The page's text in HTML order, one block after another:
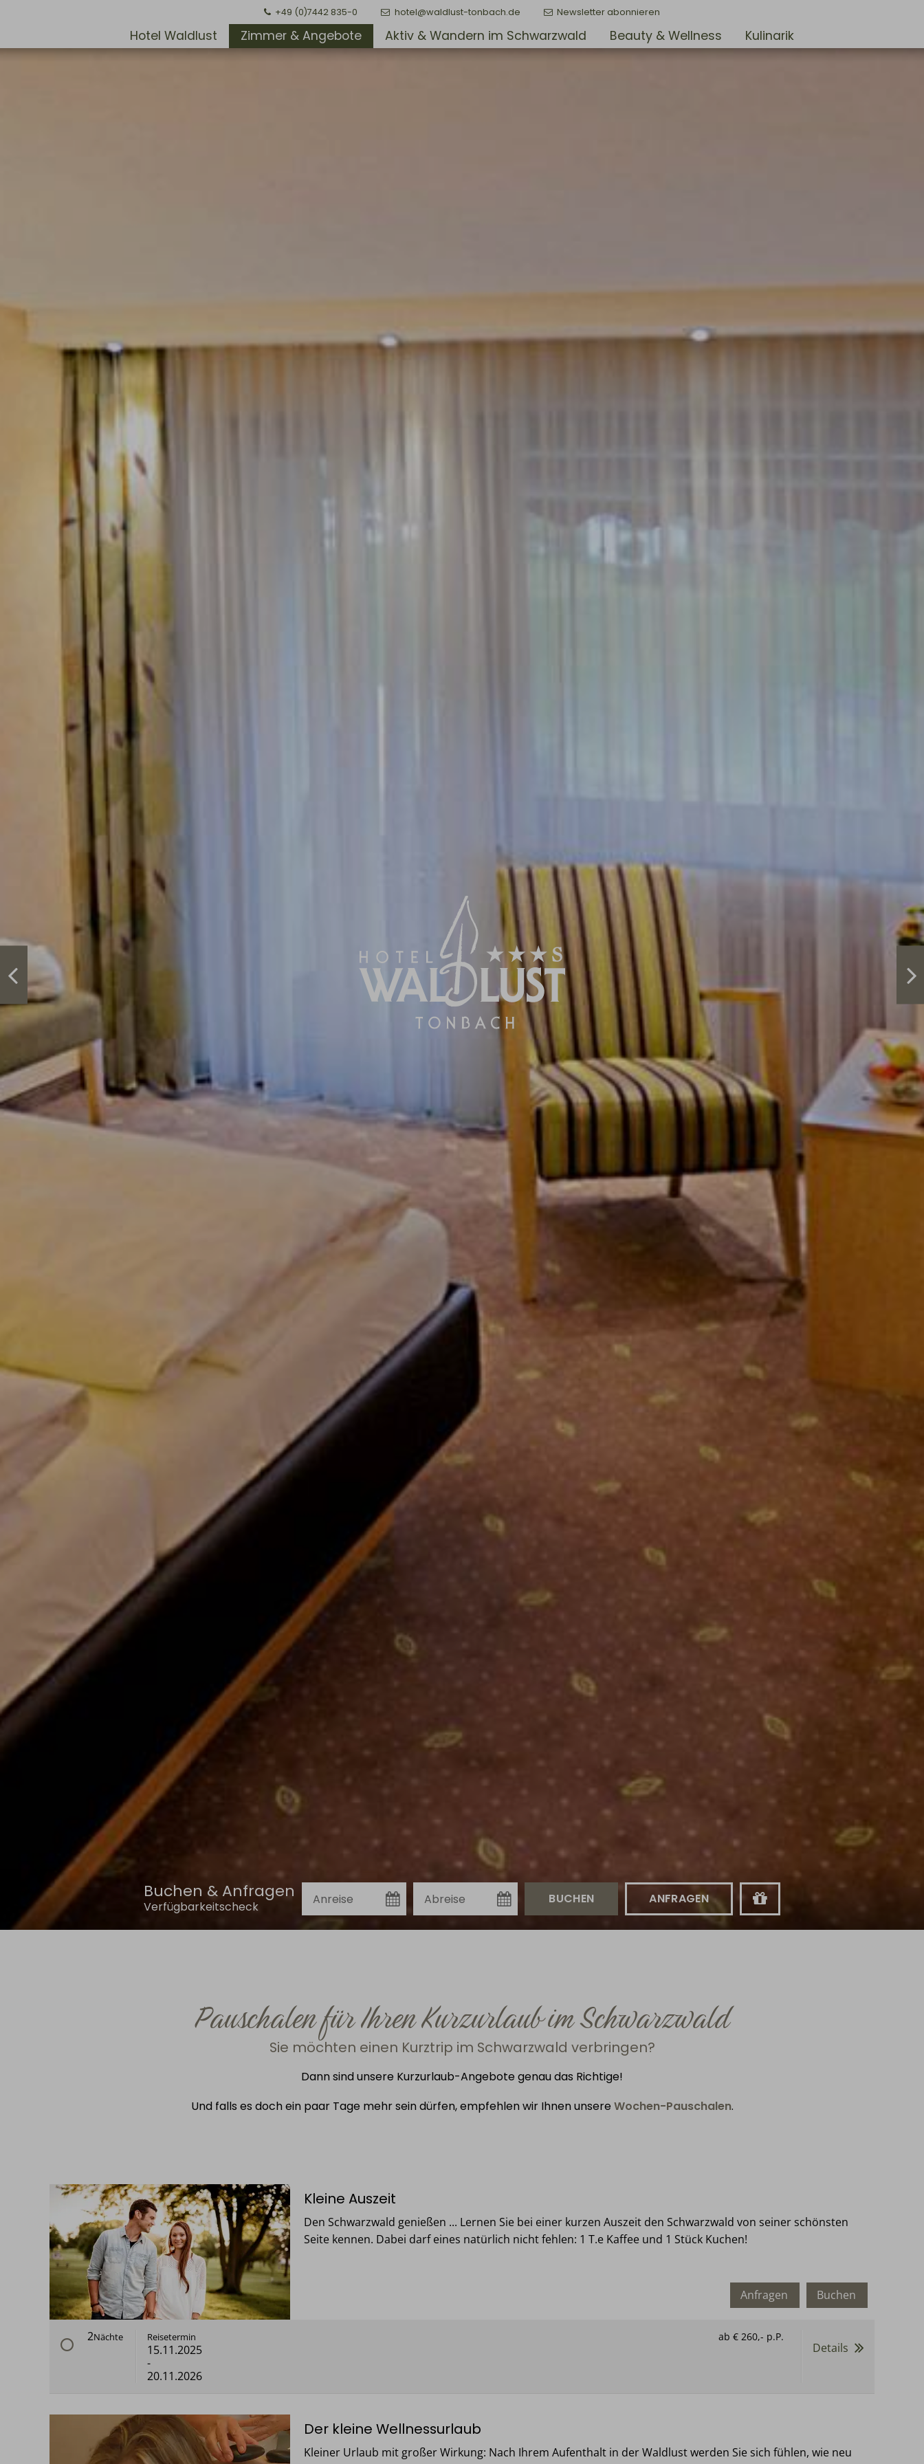
+49 (0)7442 835-0 hotel@waldlust-tonbach.de Newsletter abonnieren
Hotel Waldlust Zimmer & Angebote Aktiv & Wandern im Schwarzwald Beauty & Wellness Kulinarik
Buchen & Anfragen
Verfügbarkeitscheck
Pauschalen für Ihren Kurzurlaub im Schwarzwald
Sie möchten einen Kurztrip im Schwarzwald verbringen?
Dann sind unsere Kurzurlaub-Angebote genau das Richtige!
Und falls es doch ein paar Tage mehr sein dürfen, empfehlen wir Ihnen unsere Wochen-Pauschalen.
Kleine Auszeit
Den Schwarzwald genießen ... Lernen Sie bei einer kurzen Auszeit den Schwarzwald von seiner schönsten
Seite kennen. Dabei darf eines natürlich nicht fehlen: 1 T.e Kaffee und 1 Stück Kuchen!
Buchen
Anfragen
2Nächte Reisetermin
15.11.2025
-
20.11.2026
ab € 260,- p.P.
Details
Der kleine Wellnessurlaub
Kleiner Urlaub mit großer Wirkung: Nach Ihrem Aufenthalt in der Waldlust werden Sie sich fühlen, wie neu